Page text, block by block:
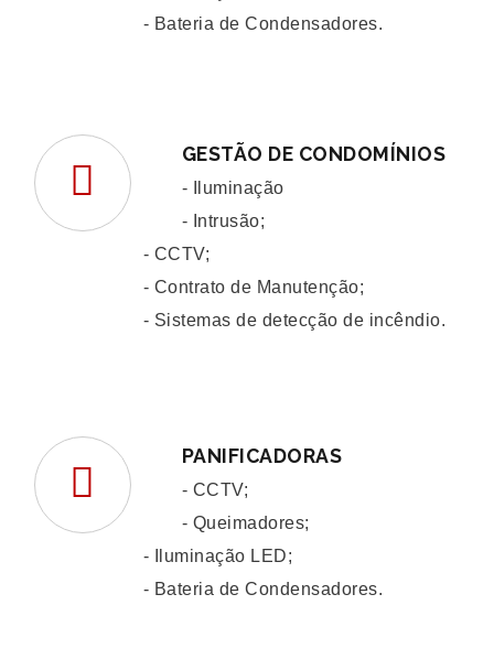
- Bateria de Condensadores.
GESTÃO DE CONDOMÍNIOS
- Iluminação
- Intrusão;
- CCTV;
- Contrato de Manutenção;
- Sistemas de detecção de incêndio.
PANIFICADORAS
- CCTV;
- Queimadores;
- Iluminação LED;
- Bateria de Condensadores.